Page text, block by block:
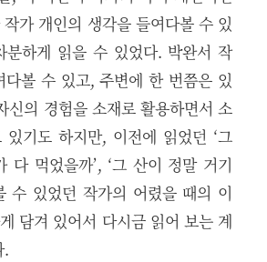
가 개인의 생각을 들여다볼 수 있
분하게 읽을 수 있었다. 박완서 작
다볼 수 있고, 주변에 한 번쯤은 있
신의 경험을 소재로 활용하면서 소
있기도 하지만, 이전에 읽었던 ‘그
다 먹었을까’, ‘그 산이 정말 거기
수 있었던 작가의 어렸을 때의 이
담겨 있어서 다시금 읽어 보는 계
.